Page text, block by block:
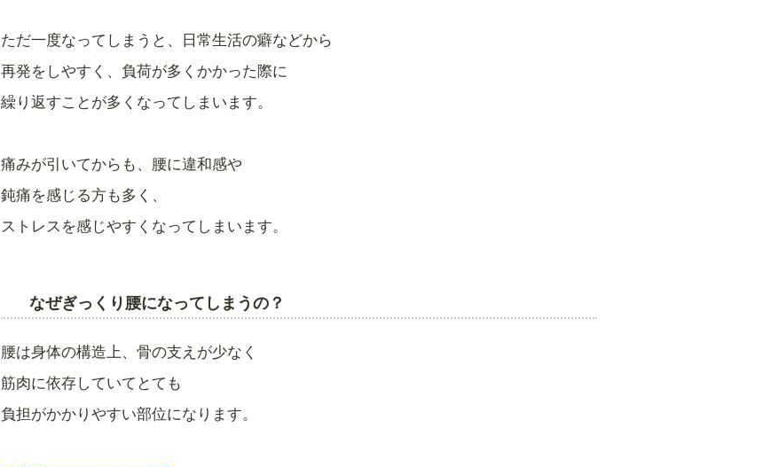
ただ一度なってしまうと、日常生活の癖などから
再発をしやすく、負荷が多くかかった際に
繰り返すことが多くなってしまいます。
痛みが引いてからも、腰に違和感や
鈍痛を感じる方も多く、
ストレスを感じやすくなってしまいます。
なぜぎっくり腰になってしまうの？
腰は身体の構造上、骨の支えが少なく
筋肉に依存していてとても
負担がかかりやすい部位になります。